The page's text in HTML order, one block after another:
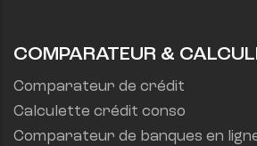
COMPARATEUR &
Comparateur de crédit
Calculette crédit conso
Comparateur de banques en